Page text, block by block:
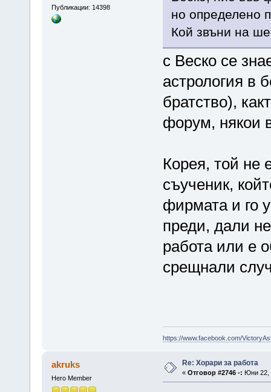
Публикации: 14398
но определено
Кой звъни на
с Веско се
астрология в
братство),
форум, някои
Корея, той не
съученик,
фирмата и го
преди, дали
работа или е
срещнали
https://www.facebook.com/
akruks
Hero Member
Re: Хорари за работа
« Отговор #2746 -: Юни 22,